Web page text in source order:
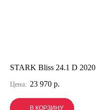
STARK Bliss 24.1 D 2020
Цена: 23 970 р.
В КОРЗИНУ
В КОРЗИНУ
В КОРЗИНУ